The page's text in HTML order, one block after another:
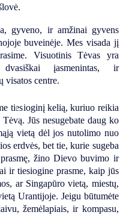
gyveno, ir amžinai gyvens
buveinėje. Mes visada jį
Visuotinis Tėvas yra
dvasiškai įasmenintas, ir
visatos centre.
tiesioginį kelią, kuriuo reikia
Jūs nesugebate daug ko
vietą dėl jos nutolimo nuo
erdvės, bet tie, kurie sugeba
žino Dievo buvimo ir
ir tiesiogine prasme, kaip jūs
ar Singapūro vietą, miestų,
Urantijoje. Jeigu būtumėte
žemėlapiais, ir kompasu,